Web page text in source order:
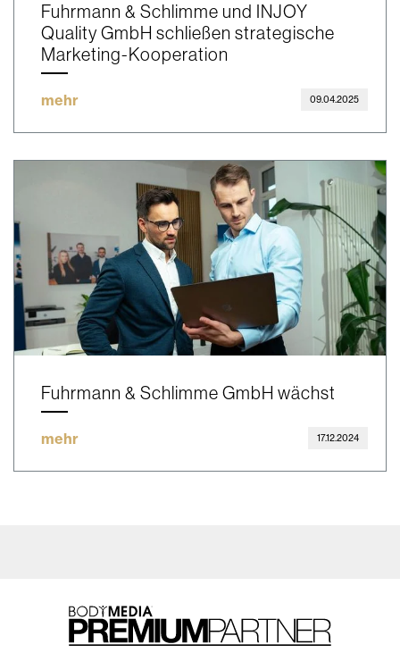
Fuhrmann & Schlimme und INJOY
Quality GmbH schließen strategische
Marketing-Kooperation
mehr 09.04.2025
Fuhrmann & Schlimme GmbH wächst
mehr 17.12.2024